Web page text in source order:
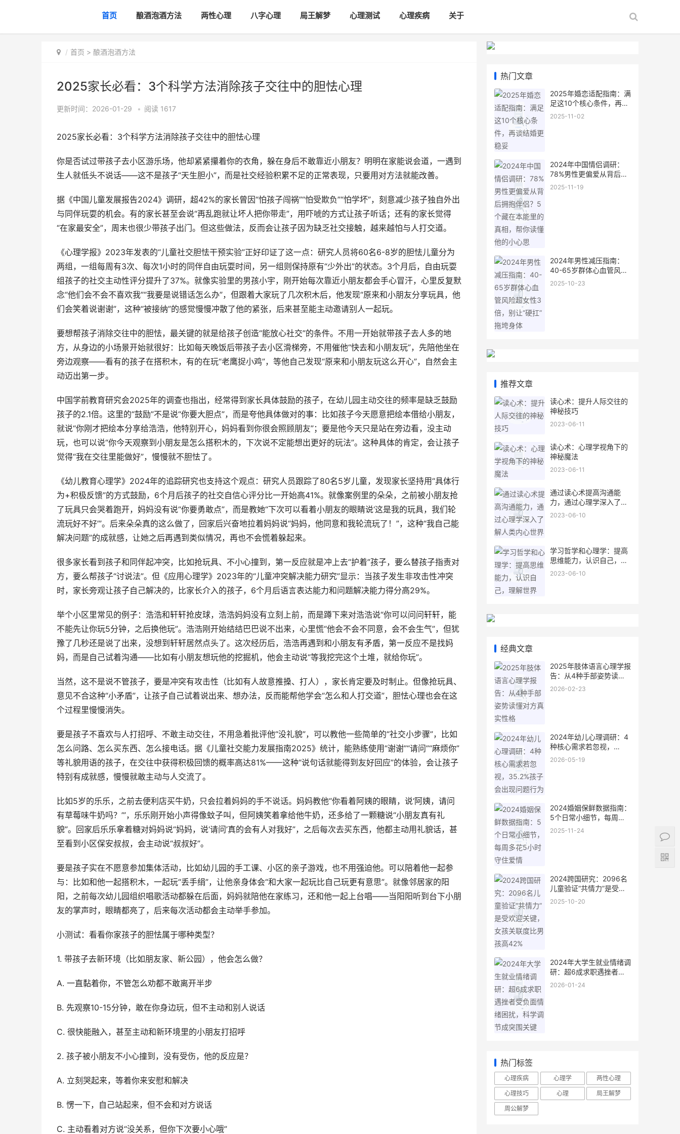
首页 酿酒泡酒方法 两性心理 八字心理 局王解梦 心理测试 心理疾病 关于
首页 > 酿酒泡酒方法
2025家长必看：3个科学方法消除孩子交往中的胆怯心理
更新时间：2026-01-29 • 阅读 1617
2025家长必看：3个科学方法消除孩子交往中的胆怯心理
你是否试过带孩子去小区游乐场，他却紧紧攥着你的衣角，躲在身后不敢靠近小朋友？明明在家能说会道，一遇到
生人就低头不说话——这不是孩子“天生胆小”，而是社交经验积累不足的正常表现，只要用对方法就能改善。
据《中国儿童发展报告2024》调研，超42%的家长曾因“怕孩子闯祸”“怕受欺负”“怕学坏”，刻意减少孩子独自外出
与同伴玩耍的机会。有的家长甚至会说“再乱跑就让坏人把你带走”，用吓唬的方式让孩子听话；还有的家长觉得
“在家最安全”，周末也很少带孩子出门。但这些做法，反而会让孩子因为缺乏社交接触，越来越怕与人打交道。
《心理学报》2023年发表的“儿童社交胆怯干预实验”正好印证了这一点：研究人员将60名6-8岁的胆怯儿童分为
两组，一组每周有3次、每次1小时的同伴自由玩耍时间，另一组则保持原有“少外出”的状态。3个月后，自由玩耍
组孩子的社交主动性评分提升了37%。就像实验里的男孩小宇，刚开始每次靠近小朋友都会手心冒汗，心里反复默
念“他们会不会不喜欢我”“我要是说错话怎么办”，但跟着大家玩了几次积木后，他发现“原来和小朋友分享玩具，他
们会笑着说谢谢”，这种“被接纳”的感觉慢慢冲散了他的紧张，后来甚至能主动邀请别人一起玩。
要想帮孩子消除交往中的胆怯，最关键的就是给孩子创造“能放心社交”的条件。不用一开始就带孩子去人多的地
方，从身边的小场景开始就很好：比如每天晚饭后带孩子去小区滑梯旁，不用催他“快去和小朋友玩”，先陪他坐在
旁边观察——看有的孩子在搭积木，有的在玩“老鹰捉小鸡”，等他自己发现“原来和小朋友玩这么开心”，自然会主
动迈出第一步。
中国学前教育研究会2025年的调查也指出，经常得到家长具体鼓励的孩子，在幼儿园主动交往的频率是缺乏鼓励
孩子的2.1倍。这里的“鼓励”不是说“你要大胆点”，而是夸他具体做对的事：比如孩子今天愿意把绘本借给小朋友，
就说“你刚才把绘本分享给浩浩，他特别开心，妈妈看到你很会照顾朋友”；要是他今天只是站在旁边看，没主动
玩，也可以说“你今天观察到小朋友是怎么搭积木的，下次说不定能想出更好的玩法”。这种具体的肯定，会让孩子
觉得“我在交往里能做好”，慢慢就不胆怯了。
《幼儿教育心理学》2024年的追踪研究也支持这个观点：研究人员跟踪了80名5岁儿童，发现家长坚持用“具体行
为+积极反馈”的方式鼓励，6个月后孩子的社交自信心评分比一开始高41%。就像案例里的朵朵，之前被小朋友抢
了玩具只会哭着跑开，妈妈没有说“你要勇敢点”，而是教她“下次可以看着小朋友的眼睛说‘这是我的玩具，我们轮
流玩好不好’”。后来朵朵真的这么做了，回家后兴奋地拉着妈妈说“妈妈，他同意和我轮流玩了！”，这种“我自己能
解决问题”的成就感，让她之后再遇到类似情况，再也不会慌着躲起来。
很多家长看到孩子和同伴起冲突，比如抢玩具、不小心撞到，第一反应就是冲上去“护着”孩子，要么替孩子指责对
方，要么帮孩子“讨说法”。但《应用心理学》2023年的“儿童冲突解决能力研究”显示：当孩子发生非攻击性冲突
时，家长旁观让孩子自己解决的，比家长介入的孩子，6个月后语言表达能力和问题解决能力得分高29%。
举个小区里常见的例子：浩浩和轩轩抢皮球，浩浩妈妈没有立刻上前，而是蹲下来对浩浩说“你可以问问轩轩，能
不能先让你玩5分钟，之后换他玩”。浩浩刚开始结结巴巴说不出来，心里慌“他会不会不同意，会不会生气”，但犹
豫了几秒还是说了出来，没想到轩轩居然点头了。这次经历后，浩浩再遇到和小朋友有矛盾，第一反应不是找妈
妈，而是自己试着沟通——比如有小朋友想玩他的挖掘机，他会主动说“等我挖完这个土堆，就给你玩”。
当然，这不是说不管孩子，要是冲突有攻击性（比如有人故意推搡、打人），家长肯定要及时制止。但像抢玩具、
意见不合这种“小矛盾”，让孩子自己试着说出来、想办法，反而能帮他学会“怎么和人打交道”，胆怯心理也会在这
个过程里慢慢消失。
要是孩子不喜欢与人打招呼、不敢主动交往，不用急着批评他“没礼貌”，可以教他一些简单的“社交小步骤”，比如
怎么问路、怎么买东西、怎么接电话。据《儿童社交能力发展指南2025》统计，能熟练使用“谢谢”“请问”“麻烦你”
等礼貌用语的孩子，在交往中获得积极回馈的概率高达81%——这种“说句话就能得到友好回应”的体验，会让孩子
特别有成就感，慢慢就敢主动与人交流了。
比如5岁的乐乐，之前去便利店买牛奶，只会拉着妈妈的手不说话。妈妈教他“你看着阿姨的眼睛，说‘阿姨，请问
有草莓味牛奶吗？’”，乐乐刚开始小声得像蚊子叫，但阿姨笑着拿给他牛奶，还多给了一颗糖说“小朋友真有礼
貌”。回家后乐乐拿着糖对妈妈说“妈妈，说‘请问’真的会有人对我好”，之后每次去买东西，他都主动用礼貌话，甚
至看到小区保安叔叔，会主动说“叔叔好”。
要是孩子实在不愿意参加集体活动，比如幼儿园的手工课、小区的亲子游戏，也不用强迫他。可以陪着他一起参
与：比如和他一起搭积木，一起玩“丢手绢”，让他亲身体会“和大家一起玩比自己玩更有意思”。就像邻居家的阳
阳，之前每次幼儿园组织唱歌活动都躲在后面，妈妈就陪他在家练习，还和他一起上台唱——当阳阳听到台下小朋
友的掌声时，眼睛都亮了，后来每次活动都会主动举手参加。
小测试：看看你家孩子的胆怯属于哪种类型？
1. 带孩子去新环境（比如朋友家、新公园），他会怎么做？
A. 一直黏着你，不管怎么劝都不敢离开半步
B. 先观察10-15分钟，敢在你身边玩，但不主动和别人说话
C. 很快能融入，甚至主动和新环境里的小朋友打招呼
2. 孩子被小朋友不小心撞到，没有受伤，他的反应是？
A. 立刻哭起来，等着你来安慰和解决
B. 愣一下，自己站起来，但不会和对方说话
C. 主动看着对方说“没关系，但你下次要小心哦”
热门文章
2025年婚恋适配指南：满
足这10个核心条件，再谈
结婚更稳妥
2025-11-02
2024年中国情侣调研：
78%男性更偏爱从背后拥
抱伴侣？5个藏在本能里
2025-11-19
2024年男性减压指南：
40-65岁群体心血管风险
超女性3倍，别让“硬扛”拖
2025-10-23
推荐文章
读心术：提升人际交往的
神秘技巧
2023-06-11
读心术：心理学视角下的
神秘魔法
2023-06-11
通过读心术提高沟通能
力，通过心理学深入了解
人类内心世界
2023-06-10
学习哲学和心理学：提高
思维能力，认识自己，理
解世界
2023-06-10
经典文章
2025年肢体语言心理学报
告：从4种手部姿势读懂
对方真实性格
2026-02-23
2024年幼儿心理调研：4
种核心需求若忽视，
35.2%孩子会出现问题行
2026-05-19
2024婚姻保鲜数据指南：
5个日常小细节，每周多
花5小时守住爱情
2025-11-24
2024跨国研究：2096名
儿童验证“共情力”是受欢
迎关键，女孩关联度比男
2025-10-20
2024年大学生就业情绪调
研：超6成求职遇挫者受
负面情绪困扰，科学调节
2026-01-24
热门标签
心理疾病 心理学
两性心理
心理技巧
心理
局王解梦
周公解梦